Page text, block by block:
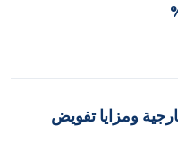
ومزايا تفويض